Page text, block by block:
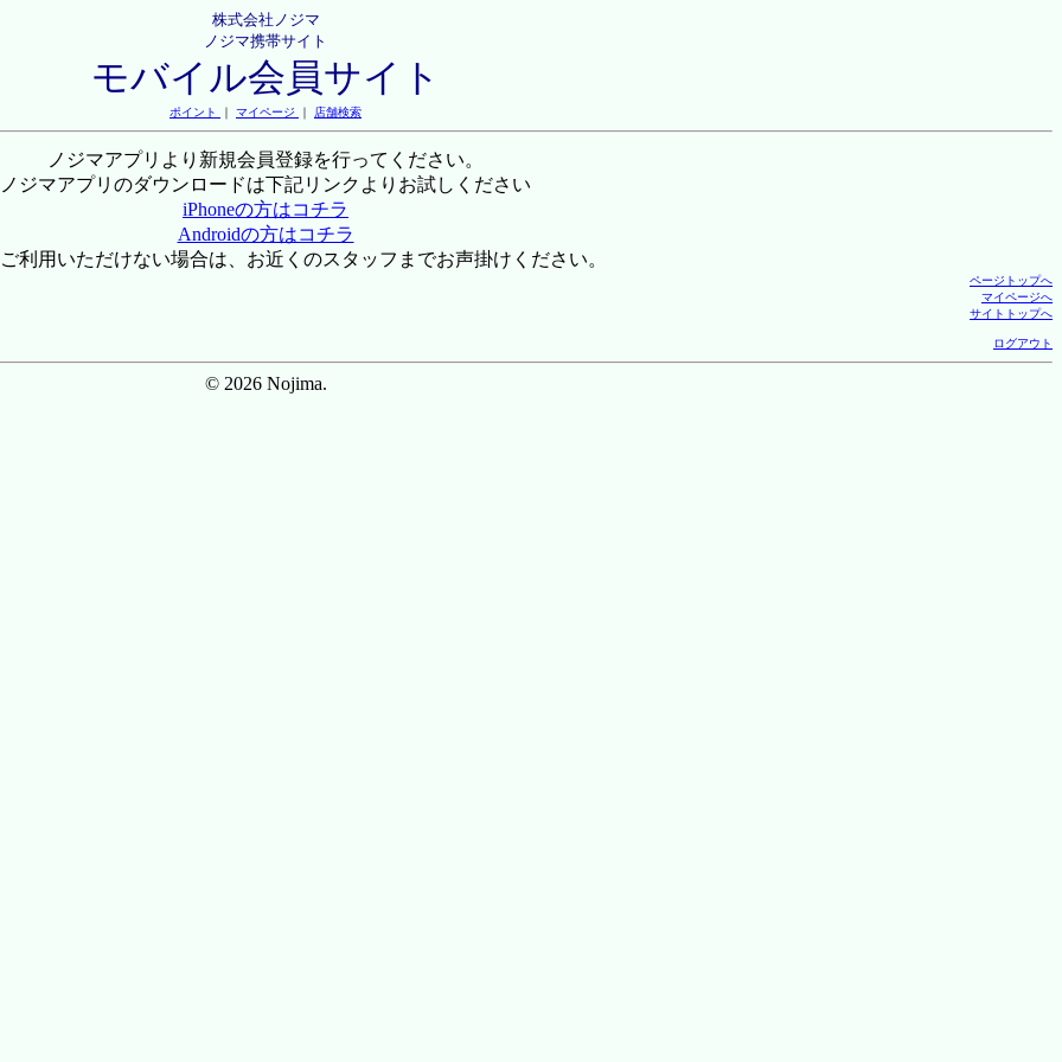
株式会社ノジマ
ノジマ携帯サイト
モバイル会員サイト
ポイント ｜ マイページ ｜ 店舗検索
ノジマアプリより新規会員登録を行ってください。
ノジマアプリのダウンロードは下記リンクよりお試しください
iPhoneの方はコチラ
Androidの方はコチラ
利用いただけない場合は、お近くのスタッフまでお声掛けください。
ページトップへ
マイページへ
サイトトップへ
ログアウト
© 2026 Nojima.